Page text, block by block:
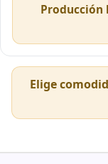
Producción
Elige